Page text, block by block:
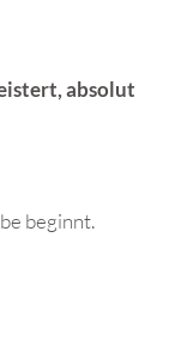
absolut
beginnt.